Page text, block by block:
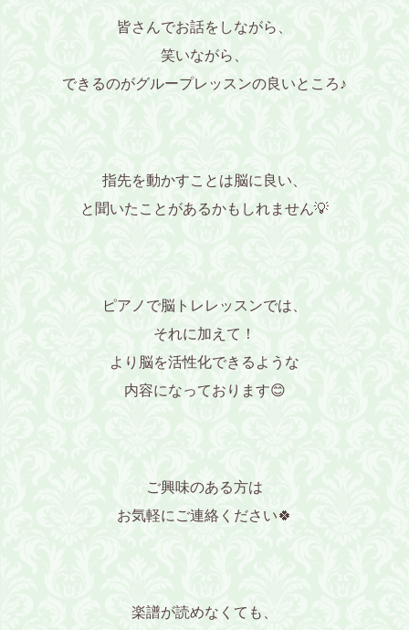
皆さんでお話をしながら、
笑いながら、
できるのがグループレッスンの良いところ♪
指先を動かすことは脳に良い、
と聞いたことがあるかもしれません💡
ピアノで脳トレレッスンでは、
それに加えて！
より脳を活性化できるような
内容になっております😊
ご興味のある方は
お気軽にご連絡ください🍀
楽譜が読めなくても、